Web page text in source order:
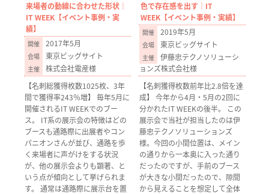
来場者の動線に合わせた形状｜
IT WEEK【イベント事例・実
績】
2017年5月
東京ビッグサイト
株式会社電産様
【名刺総獲得枚数1025枚、3年
間で獲得率243％増】 毎年5月に
開催されるIT WEEKでのブー
ス。 IT系の展示会の特徴はどの
ブースも通路際に出展者やコン
パニオンさんが並び、通路を歩
く来場者に声がけをする状況
が、他の展示会よりも顕著、と
いう点が傾向として挙げられま
す。 通常は通路際に展示台を置
色で存在感を出す｜IT
WEEK【イベント事例・実績】
2019年5月
東京ビッグサイト
伊藤忠テクノソリューシ
ョンズ株式会社様
【名刺獲得枚数前年比2.8倍を達
成】 今年から4月・5月の2回に
分かれたIT WEEKの後半。 この
展示会で当社が担当したのは伊
藤忠テクノソリューションズ
様。今回の小間位置は、メイン
の通りから一本奥に入った通り
だったのですが、手前のブース
が大きな小間だったので、隙間
から見えることを想定して全体